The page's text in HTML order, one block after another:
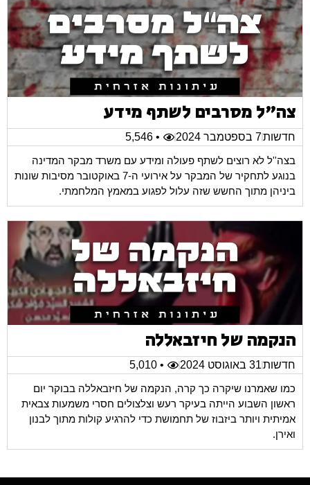
צה"ל מסרבים לשתף מידע
חדשות7 בספטמבר 2024
• 5,546
בצה''ל לא רוצים לשתף פעולה ומידע עם משרד מבקר המדינה
בנוגע לתחקיר של המבקר על אירועי ה-7 באוקטובר מסיבות שונות
ביניהן מתוך החשש שזה עלול לפגוע במאמץ המלחמתי.
הנקמה של חיזבאללה
חדשות31 באוגוסט 2024
• 5,010
כמו שאמרנו שיקרה כך קרה, הנקמה של חיזבאללה בבוקר יום
ראשון השבוע הייתה בעיקר רעש וצלצולים חסרי משמעות צבאית
אמיתית ויותר ביזבוז של תחמושת כדי להרגיע קולות מתוך לבנון
ואירן.